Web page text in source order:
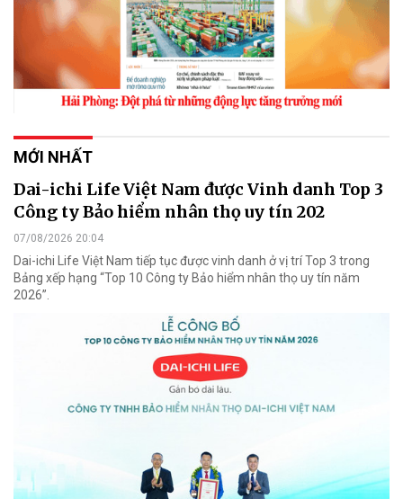
MỚI NHẤT
Dai-ichi Life Việt Nam được Vinh danh Top 3
Công ty Bảo hiểm nhân thọ uy tín 202
07/08/2026 20:04
Dai-ichi Life Việt Nam tiếp tục được vinh danh ở vị trí Top 3 trong
Bảng xếp hạng “Top 10 Công ty Bảo hiểm nhân thọ uy tín năm
2026”.